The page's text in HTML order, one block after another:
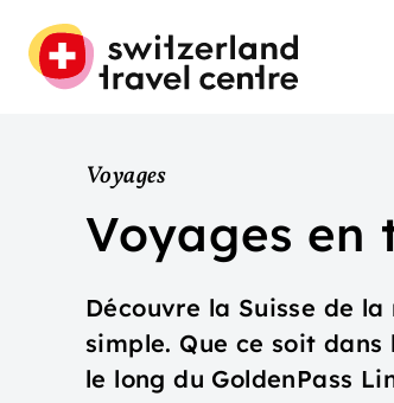
Voyages
Voyages en
Découvre la Suisse de
simple. Que ce soit dans
le long du GoldenPass